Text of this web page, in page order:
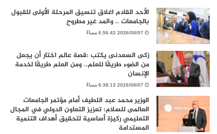
الأحد القادم اغلاق تنسيق المرحلة الأولى للقبول
بالجامعات .. والمد غير مطروح
2026/08/07 6:56:42 مساءً
زكى السعدنى يكتب :قصة عالم اختار أن يجعل
من الضوء طريقًا للعلم.. ومن العلم طريقًا لخدمة
الإنسان
2026/08/07 6:38:13 مساءً
الوزير محمد عبد اللطيف أمام مؤتمر الجامعات
العالمى للسلام: تعزيز التعاون الدولي في المجال
التعليمي ركيزة أساسية لتحقيق أهداف التنمية
المستدامة